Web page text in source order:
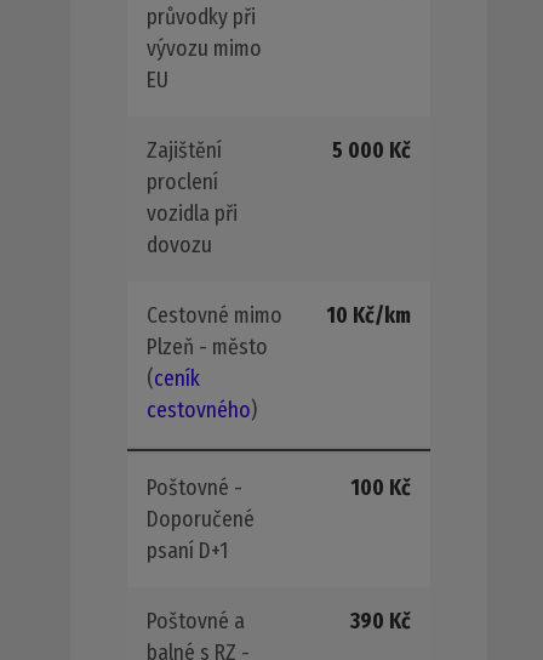
průvodky při
vývozu mimo
EU
Zajištění
proclení
vozidla při
dovozu
5 000 Kč
Cestovné mimo
Plzeň - město
(ceník
cestovného)
10 Kč/km
Poštovné -
Doporučené
psaní D+1
100 Kč
Poštovné a
balné s RZ -
390 Kč